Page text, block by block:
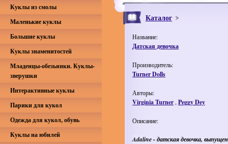
Каталог
Название:
Датская девочка
Производитель:
Turner Dolls
Авторы:
Virginia Turner , Peggy Dey
Описание:
Adaline - датская девочка,
Куклы из смолы
Маленькие куклы
Большие куклы
Куклы знаменитостей
Младенцы-обезьянки. Куклы-
зверушки
Интерактивные куклы
Парики для кукол
Одежда для кукол, обувь
Куклы на юбилей